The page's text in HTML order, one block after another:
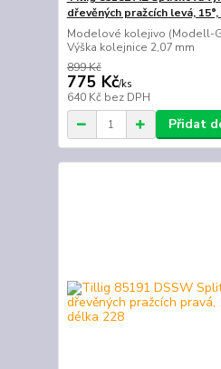
dřevěných pražcích levá,
Modelové kolejivo (Modell-
Výška kolejnice 2,07 mm
899 Kč
775 Kč/ks
640 Kč bez DPH
Přidat